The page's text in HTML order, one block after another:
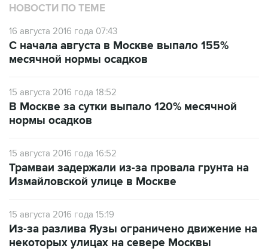
16 августа 2016 года 07:43
месячной нормы осадков
15 августа 2016 года 18:52
нормы осадков
15 августа 2016 года 16:52
Измайловской улице в Москве
15 августа 2016 года 15:19
некоторых улицах на севере Москвы